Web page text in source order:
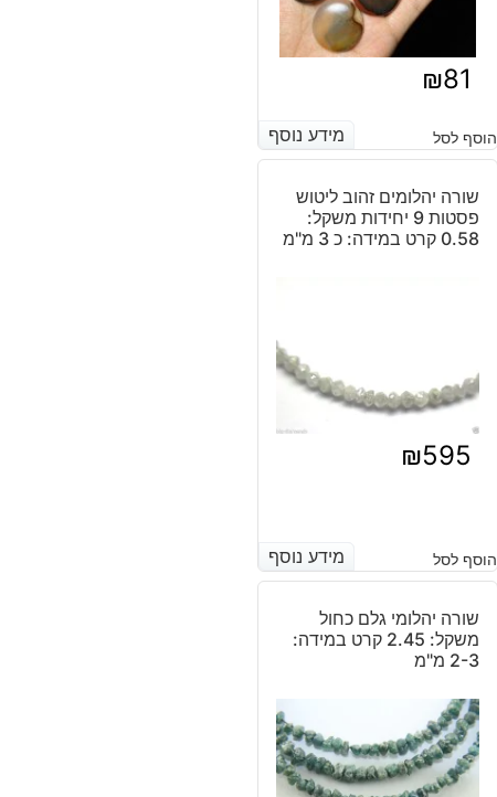
₪81
מידע נוסף הוסף לסל מידע נוסף
שורה יהלומים זהוב ליטוש
פסטות 9 יחידות משקל:
0.58 קרט במידה: כ 3 מ"מ
₪595
מידע נוסף הוסף לסל מידע נוסף
שורה יהלומי גלם כחול
משקל: 2.45 קרט במידה:
2-3 מ"מ